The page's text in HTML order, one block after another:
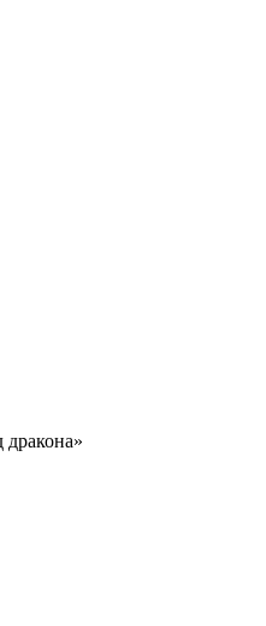
дракона»